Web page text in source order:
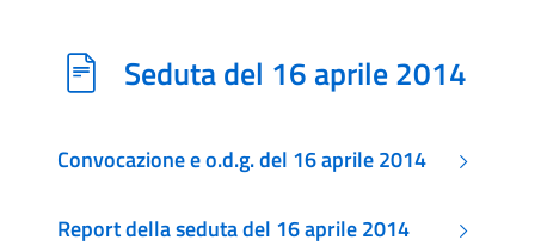
Seduta del 16 aprile 2014
Convocazione e o.d.g. del 16 aprile 2014
Report della seduta del 16 aprile 2014